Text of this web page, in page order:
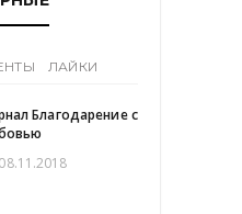
ЛАЙКИ
Благодарение с
08.11.2018